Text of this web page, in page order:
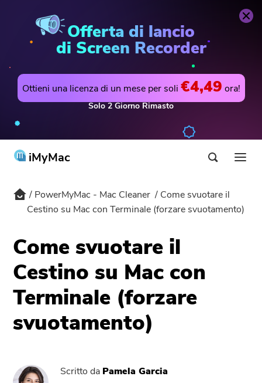
Offerta di lancio
di Screen Recorder
Ottieni una licenza di un mese per soli €4,49 ora!
Solo2 GiornoRimasto
iMyMac
Prodotti & Soluzioni
Hot
PowerMyMac
PowerUninstall
Convertitore Video
Supporto
PowerMyMac - Mac Cleaner
PowerMyMac - Mac Cleaner
Come svuotare il
Cestino su Mac con Terminale (forzare svuotamento)
Come svuotare il
Cestino su Mac con
Terminale (forzare
svuotamento)
Scritto da Pamela Garcia